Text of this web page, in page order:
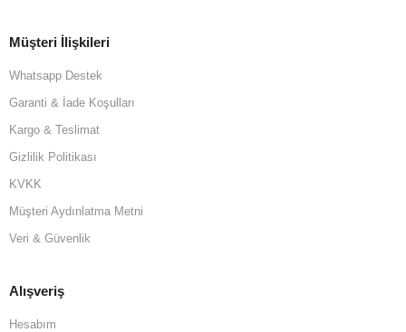
Müşteri İlişkileri
Whatsapp Destek
Garanti & İade Koşulları
Kargo & Teslimat
Gizlilik Politikası
KVKK
Müşteri Aydınlatma Metni
Veri & Güvenlik
Alışveriş
Hesabım